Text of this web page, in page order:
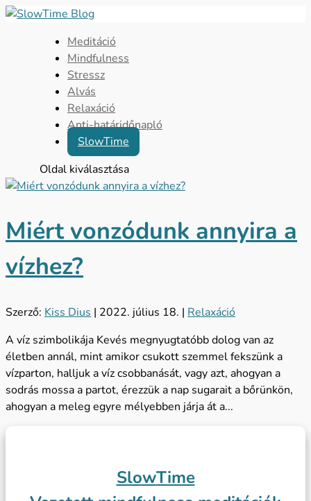
Meditáció
Mindfulness
Stressz
Alvás
Relaxáció
Anti-határidőnapló
SlowTime
Oldal kiválasztása
Miért vonzódunk annyira a
vízhez?
Szerző: Kiss Dius | 2022. július 18. | Relaxáció
A víz szimbolikája Kevés megnyugtatóbb dolog van az
életben annál, mint amikor csukott szemmel fekszünk a
vízparton, halljuk a víz csobbanását, vagy azt, ahogyan a
sodrás mossa a partot, érezzük a nap sugarait a bőrünkön,
ahogyan a meleg egyre mélyebben járja át a...
SlowTime